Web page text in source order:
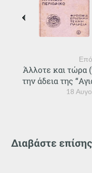
18
Άλλοτε και τώρα
την άδεια της
Διαβάστε επίσης